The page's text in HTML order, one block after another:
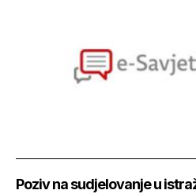
Poziv na sudjelovanje u